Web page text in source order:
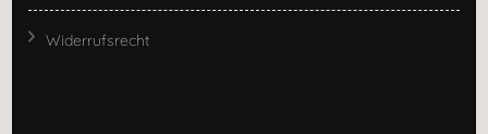
Widerrufsrecht